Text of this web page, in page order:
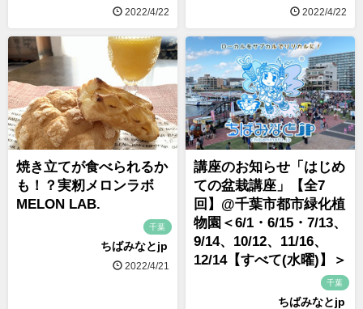
2022/4/22 2022/4/22
焼き立てが食べられるか
も！？実籾メロンラボ
MELON LAB.
千葉
ちばみなとjp
2022/4/21
講座のお知らせ「はじめ
ての盆栽講座」【全7
回】@千葉市都市緑化植
物園＜6/1・6/15・7/13、
9/14、10/12、11/16、
12/14【すべて(水曜)】＞
千葉
ちばみなとjp